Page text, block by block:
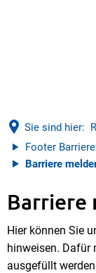
Sie sind hier:
Footer
Barriere
Barriere
Hier können Sie
hinweisen. Dafür
ausgefüllt